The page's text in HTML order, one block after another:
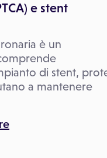
e stent
è un
di stent,
a mantenere